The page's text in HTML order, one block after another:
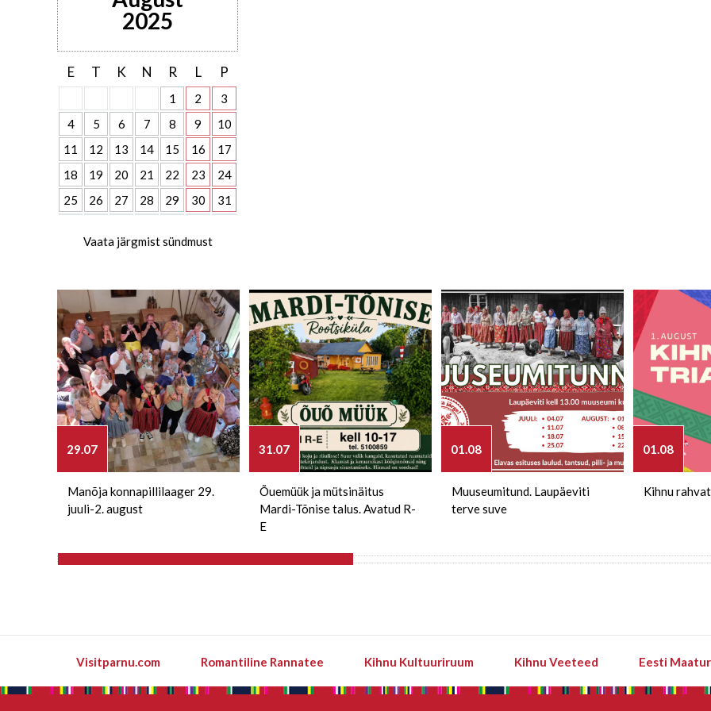
2025
E T K N R L P
1 2
3
4
5 6 7 8 9
10
11
12 13 14 15 16
17
18
19 20 21 22 23
24
25
26 27 28 29 30 31
Vaata järgmist sündmust
29.07
Manõja konnapillilaager 29.
juuli-2. august
31.07
Õuemüük ja mütsinäitus
Mardi-Tõnise talus. Avatud R-
E
01.08
Muuseumitund. Laupäeviti
terve suve
01.08
Kihnu
Visitparnu.com Romantiline Rannatee Kihnu Kultuuriruum Kihnu Veeteed Eesti